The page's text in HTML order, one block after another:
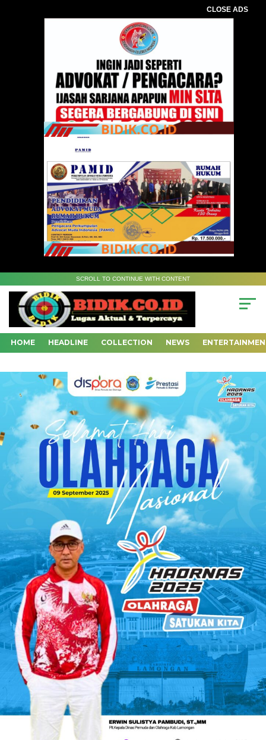
CLOSE ADS
SCROLL TO CONTINUE WITH CONTENT
HOME HEADLINE COLLECTION NEWS